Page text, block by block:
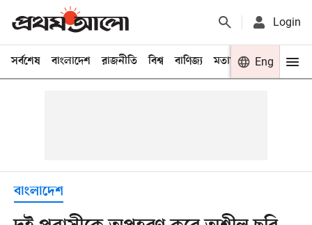
Login
সর্বশেষ বাংলাদেশ রাজনীতি বিশ্ব বাণিজ্য মতামত খেলা
Eng
বাংলাদেশ